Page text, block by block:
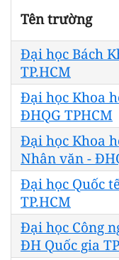
Tên trường
Đại học Bách
TP.HCM
Đại học Khoa
ĐHQG TPHCM
Đại học Khoa
Nhân văn -
Đại học Quốc
TP.HCM
Đại học Công
ĐH Quốc gia